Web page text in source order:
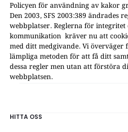
Policyen för användning av kakor
Den 2003,SFS 2003:389 ändrades
webbplatser. Reglerna för integritet
kommunikation kräver nu att
med ditt medgivande. Vi överväger
lämpliga metoden för att få ditt
dessa regler men utan att förstöra
webbplatsen.
HITTA OSS